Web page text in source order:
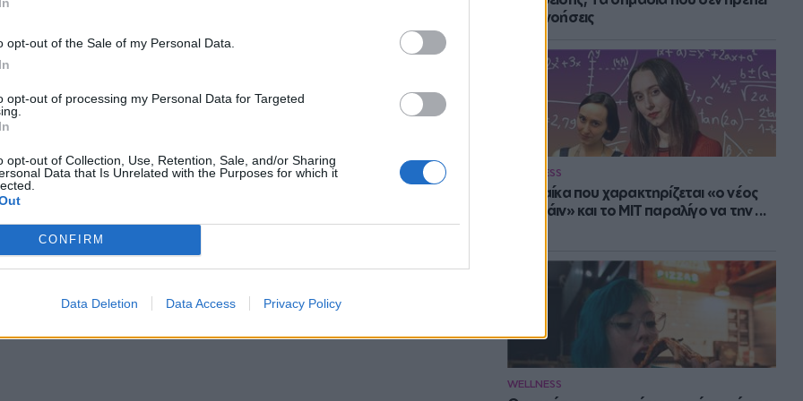
opt-out of the Sale of my Personal Data.
opt-out of processing my Personal Data for Targeted
opt-out of Collection, Use, Retention, Sale, and/or Sharing
Data that Is Unrelated with the Purposes for which it
CONFIRM
Data Deletion Data Access Privacy Policy
να αγνοήσεις
WELLNESS
Η γυναίκα που χαρακτηρίζεται «ο νέος
Αϊνστάιν» και το MIT παραλίγο να την ...
WELLNESS
ο καθένας, προφανώς. Έχεις
χαλαρός. Ε για αυτό οι τιμές είναι στον
και θα δείτε...